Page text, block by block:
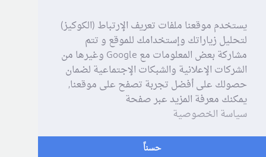
يستخدم موقعنا ملفات تعريف الإرتباط (الكوكيز)
لتحليل زياراتك وإستخدامك للموقع و تتم
مشاركة بعض المعلومات مع Google وغيرها من
الشركات الإعلانية والشبكات الإجتماعية لضمان
حصولك على أفضل تجربة تصفح على موقعنا,
يمكنك معرفة المزيد عبر صفحة
سياسة الخصوصية
حسناً